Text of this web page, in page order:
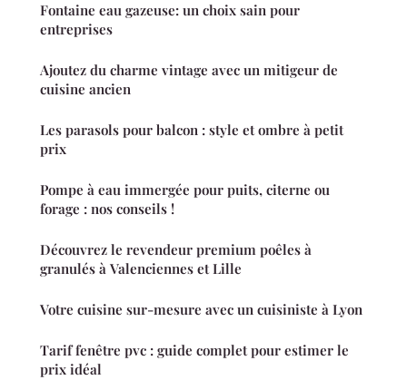
Fontaine eau gazeuse: un choix sain pour
entreprises
Ajoutez du charme vintage avec un mitigeur de
cuisine ancien
Les parasols pour balcon : style et ombre à petit
prix
Pompe à eau immergée pour puits, citerne ou
forage : nos conseils !
Découvrez le revendeur premium poêles à
granulés à Valenciennes et Lille
Votre cuisine sur-mesure avec un cuisiniste à Lyon
Tarif fenêtre pvc : guide complet pour estimer le
prix idéal